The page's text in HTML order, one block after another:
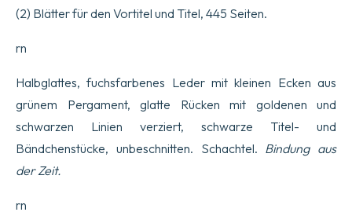
(2) Blätter für den Vortitel und Titel, 445 Seiten.
rn
Halbglattes, fuchsfarbenes Leder mit kleinen Ecken aus
grünem Pergament, glatte Rücken mit goldenen und
schwarzen Linien verziert, schwarze Titel- und
Bändchenstücke, unbeschnitten. Schachtel. Bindung aus
der Zeit.
rn